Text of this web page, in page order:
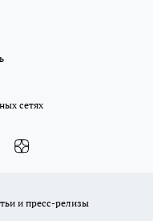
сетях
и пресс-релизы